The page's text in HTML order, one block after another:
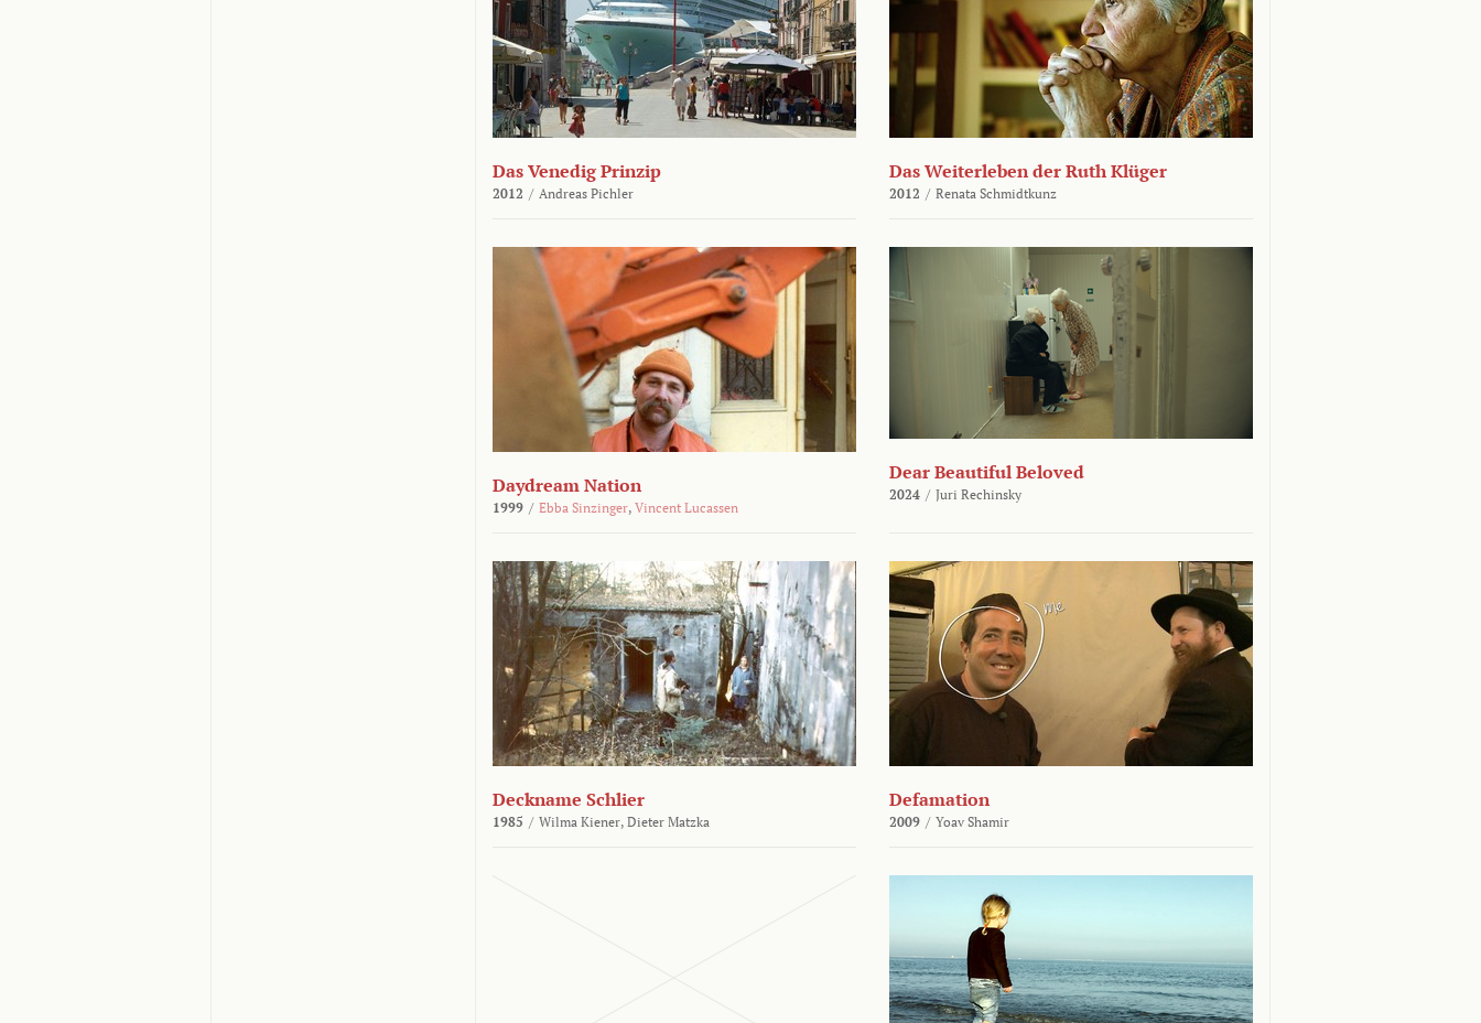
Das Venedig Prinzip
2012 / Andreas Pichler
Das Weiterleben der Ruth Klüger
2012 / Renata Schmidtkunz
Daydream Nation
1999 / Ebba Sinzinger, Vincent Lucassen
Dear Beautiful Beloved
2024 / Juri Rechinsky
Deckname Schlier
1985 / Wilma Kiener, Dieter Matzka
Defamation
2009 / Yoav Shamir